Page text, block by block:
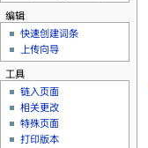
编辑
快速创建词条
上传向导
工具
链入页面
相关更改
特殊页面
打印版本